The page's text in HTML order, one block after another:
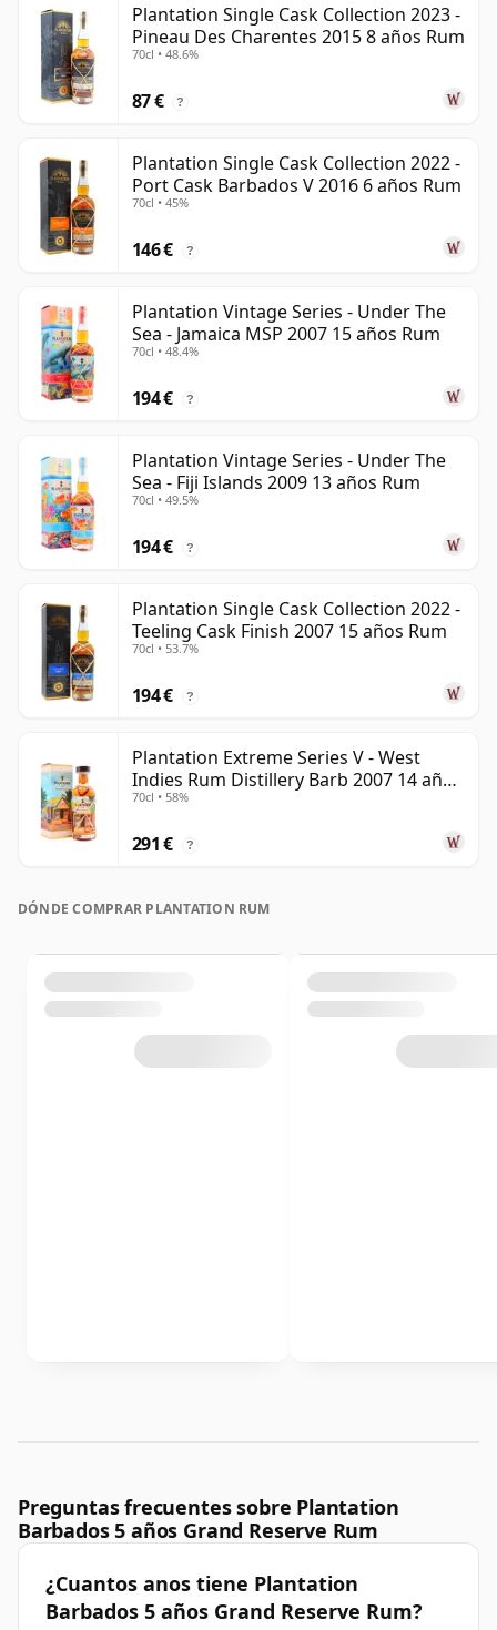
Plantation Single Cask Collection 2023 -
Pineau Des Charentes 2015 8 años Rum
70cl • 48.6%
87 € ?
Plantation Single Cask Collection 2022 -
Port Cask Barbados V 2016 6 años Rum
70cl • 45%
146 € ?
Plantation Vintage Series - Under The
Sea - Jamaica MSP 2007 15 años Rum
70cl • 48.4%
194 € ?
Plantation Vintage Series - Under The
Sea - Fiji Islands 2009 13 años Rum
70cl • 49.5%
194 € ?
Plantation Single Cask Collection 2022 -
Teeling Cask Finish 2007 15 años Rum
70cl • 53.7%
194 € ?
Plantation Extreme Series V - West
Indies Rum Distillery Barb 2007 14 años
Rum
70cl • 58%
291 € ?
DÓNDE COMPRAR PLANTATION RUM
Preguntas frecuentes sobre Plantation
Barbados 5 años Grand Reserve Rum
¿Cuantos anos tiene Plantation
Barbados 5 años Grand Reserve Rum?